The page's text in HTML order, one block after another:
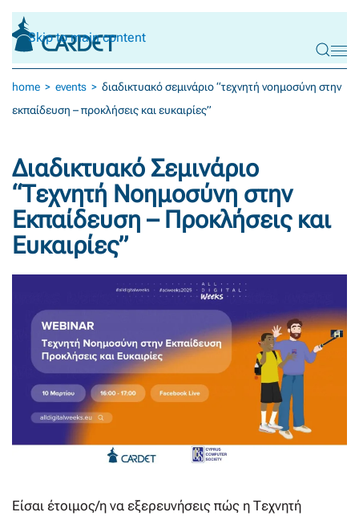
Skip to main content
home events
διαδικτυακό σεμινάριο “τεχνητή νοημοσύνη στην
εκπαίδευση – προκλήσεις και ευκαιρίες”
Διαδικτυακό Σεμινάριο
“Τεχνητή Νοημοσύνη στην
Εκπαίδευση – Προκλήσεις και
Ευκαιρίες”
Είσαι έτοιμος/η να εξερευνήσεις πώς η Τεχνητή